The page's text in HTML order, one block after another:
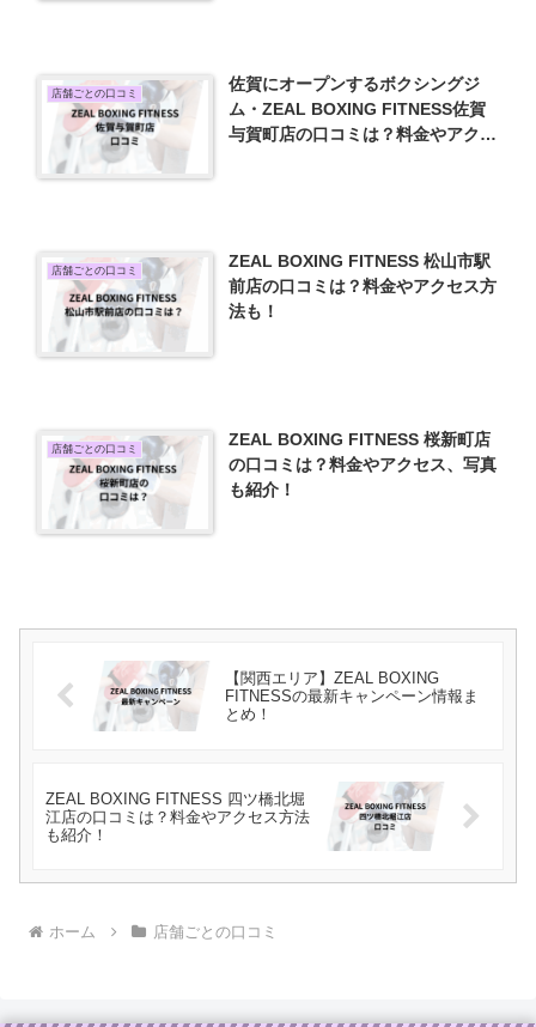
店舗ごとの口コミ
佐賀にオープンするボクシングジ
ム・ZEAL BOXING FITNESS佐賀
与賀町店の口コミは？料金やアクセ
店舗ごとの口コミ
ZEAL BOXING FITNESS 松山市駅
前店の口コミは？料金やアクセス方
法も！
店舗ごとの口コミ
ZEAL BOXING FITNESS 桜新町店
の口コミは？料金やアクセス、写真
も紹介！
【関西エリア】ZEAL BOXING
FITNESSの最新キャンペーン情報ま
とめ！
ZEAL BOXING FITNESS 四ツ橋北堀
江店の口コミは？料金やアクセス方法
も紹介！
ホーム 店舗ごとの口コミ